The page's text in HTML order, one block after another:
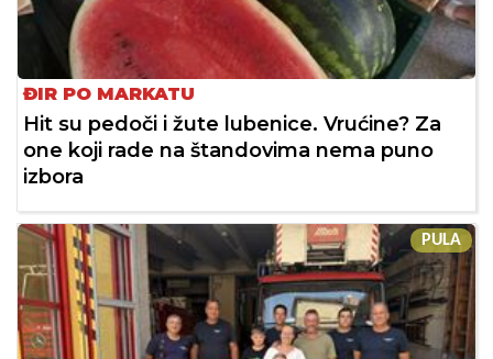
ĐIR PO MARKATU
Hit su pedoči i žute lubenice. Vrućine? Za
one koji rade na štandovima nema puno
izbora
PULA